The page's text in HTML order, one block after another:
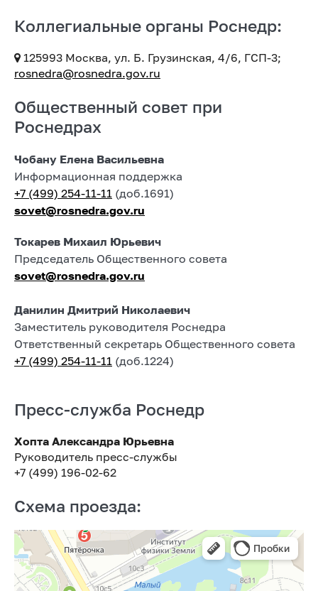
Коллегиальные органы Роснедр:
125993 Москва, ул. Б. Грузинская, 4/6, ГСП-3;
rosnedra@rosnedra.gov.ru
Общественный совет при
Роснедрах
Чобану Елена Васильевна
Информационная поддержка
+7 (499) 254-11-11 (доб.1691)
sovet@rosnedra.gov.ru
Токарев Михаил Юрьевич
Председатель Общественного совета
sovet@rosnedra.gov.ru
Данилин Дмитрий Николаевич
Заместитель руководителя Роснедра
Ответственный секретарь Общественного совета
+7 (499) 254-11-11 (доб.1224)
Пресс-служба Роснедр
Хопта Александра Юрьевна
Руководитель пресс-службы
+7 (499) 196-02-62
Схема проезда: